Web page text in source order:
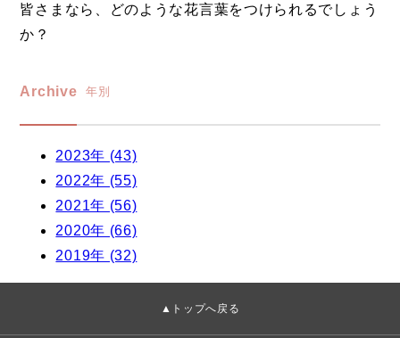
皆さまなら、どのような花言葉をつけられるでしょう
か？
Archive 年別
2023年 (43)
2022年 (55)
2021年 (56)
2020年 (66)
2019年 (32)
▲トップへ戻る